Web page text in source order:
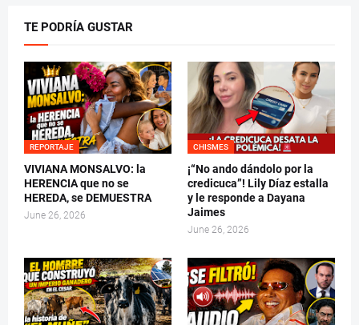
TE PODRÍA GUSTAR
REPORTAJE
VIVIANA MONSALVO: la
HERENCIA que no se
HEREDA, se DEMUESTRA
June 26, 2026
CHISMES
¡“No ando dándolo por la
credicuca”! Lily Díaz estalla
y le responde a Dayana
Jaimes
June 26, 2026